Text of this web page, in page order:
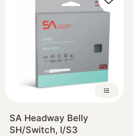
SA Headway Belly
SH/Switch, I/S3